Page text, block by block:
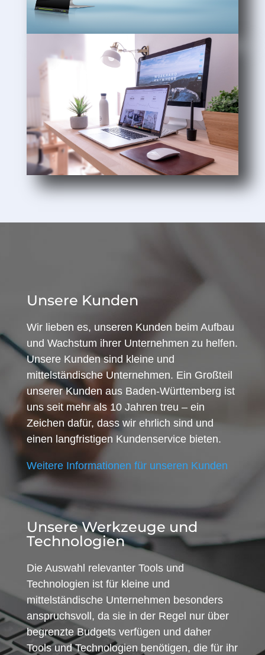
Unsere Kunden
Wir lieben es, unseren Kunden beim Aufbau
und Wachstum ihrer Unternehmen zu helfen.
Unsere Kunden sind kleine und
mittelständische Unternehmen. Ein Großteil
unserer Kunden aus Baden-Württemberg ist
uns seit mehr als 10 Jahren treu – ein
Zeichen dafür, dass wir ehrlich sind und
einen langfristigen Kundenservice bieten.
Weitere Informationen für unseren Kunden
Unsere Werkzeuge und
Technologien
Die Auswahl relevanter Tools und
Technologien ist für kleine und
mittelständische Unternehmen besonders
anspruchsvoll, da sie in der Regel nur über
begrenzte Budgets verfügen und daher
Tools und Technologien benötigen, die für ihr